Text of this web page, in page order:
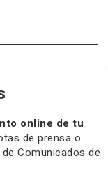
online de tu
de prensa o
Comunicados de